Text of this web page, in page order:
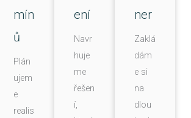
mín
ů
Plán
ujem
e
realis
ení
Navr
huje
me
řešen
í,
ner
Zaklá
dám
e si
na
dlou